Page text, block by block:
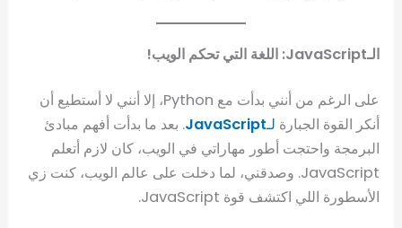
الـJavaScript: اللغة التي تحكم الويب!
على الرغم من أنني بدأت مع Python، إلا أنني لا أستطيع أن
أنكر القوة الجبارة لـJavaScript. بعد ما بدأت أفهم مبادئ
البرمجة واحتجت أطور مهاراتي في الويب، كان لازم أتعلم
JavaScript. وصدقني، لما دخلت على عالم الويب، كنت زي
الأسطورة اللي اكتشف قوة JavaScript.